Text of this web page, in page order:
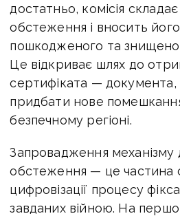
достатньо, комісія
обстеження і вносить
пошкодженого та
Це відкриває шлях до
сертифіката —
придбати нове
безпечному регіоні.
Запровадження механізму
обстеження — це частина
цифровізації процесу
завданих війною. На